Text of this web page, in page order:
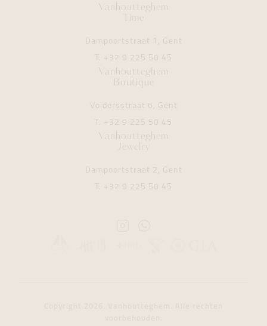
Vanhoutteghem
Time
Dampoortstraat 1, Gent
T. +32 9 225 50 45
Vanhoutteghem
Boutique
Voldersstraat 6, Gent
T. +32 9 225 50 45
Vanhoutteghem
Jewelry
Dampoortstraat 2, Gent
T. +32 9 225 50 45